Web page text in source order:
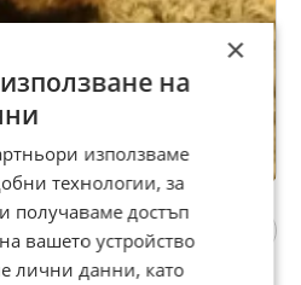
×
на
използваме
технологии, за
получаваме достъп
вашето устройство
лични данни, като